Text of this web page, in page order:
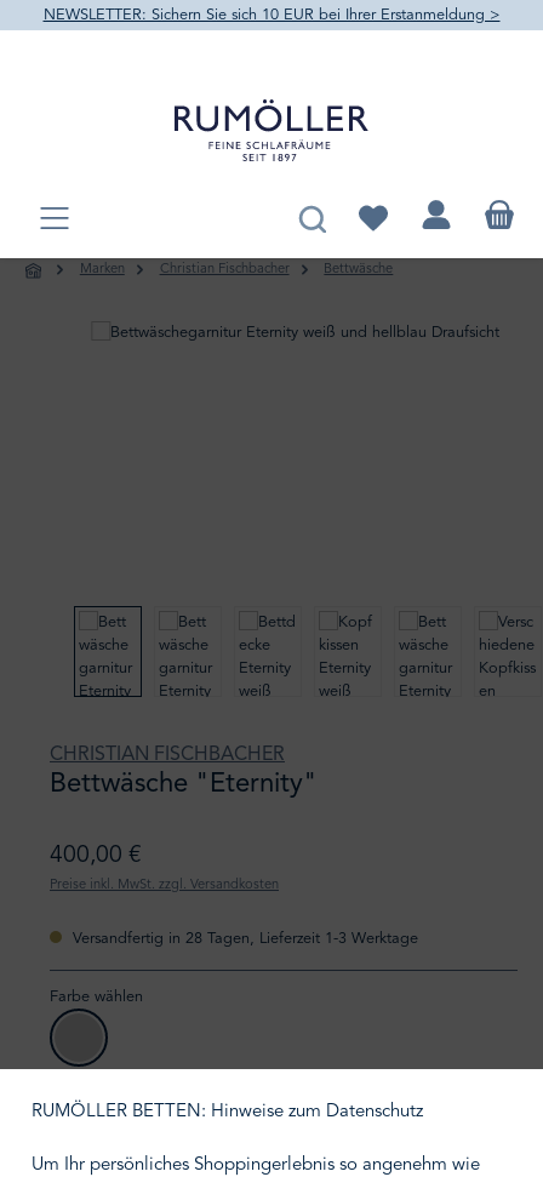
springen
NEWSLETTER: Sichern Sie sich 10 EUR bei Ihrer Erstanmeldung >
Du hast 0 Produkte
Marken Christian Fischbacher Bettwäsche
CHRISTIAN FISCHBACHER
Bettwäsche "Eternity"
400,00 €
Preise inkl. MwSt. zzgl. Versandkosten
Versandfertig in 28 Tagen, Lieferzeit 1-3 Werktage
Farbe wählen
305 hellgrau
Größe wählenauswählen
RUMÖLLER BETTEN: Hinweise zum Datenschutz
Um Ihr persönliches Shoppingerlebnis so angenehm wie